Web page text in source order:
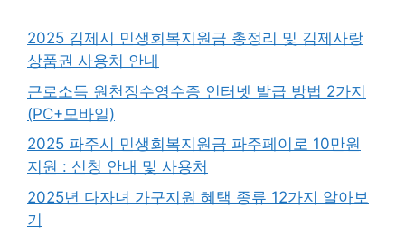
2025 김제시 민생회복지원금 총정리 및 김제사랑
상품권 사용처 안내
근로소득 원천징수영수증 인터넷 발급 방법 2가지
(PC+모바일)
2025 파주시 민생회복지원금 파주페이로 10만원
지원 : 신청 안내 및 사용처
2025년 다자녀 가구지원 혜택 종류 12가지 알아보
기